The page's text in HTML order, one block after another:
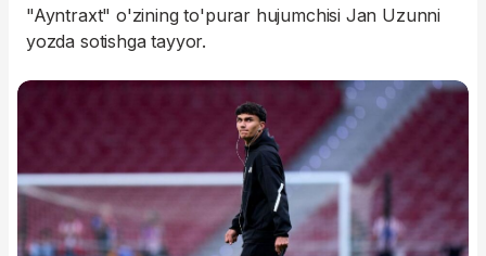
"Ayntraxt" o'zining to'purar hujumchisi Jan Uzunni
yozda sotishga tayyor.